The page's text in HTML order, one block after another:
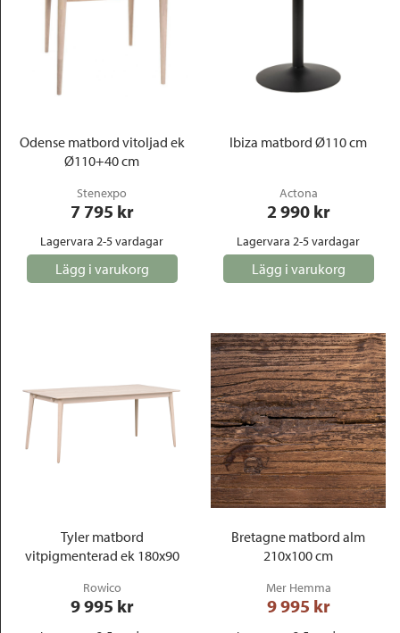
Odense matbord vitoljad ek
Ø110+40 cm
Stenexpo
7 795 kr
Lagervara 2-5 vardagar
Lägg i varukorg
Ibiza matbord Ø110 cm
Actona
2 990 kr
Lagervara 2-5 vardagar
Lägg i varukorg
Tyler matbord
vitpigmenterad ek 180x90
Rowico
9 995 kr
Bretagne matbord alm
210x100 cm
Mer Hemma
9 995 kr